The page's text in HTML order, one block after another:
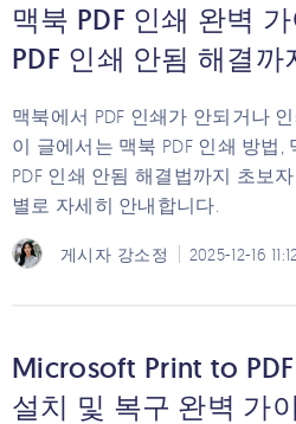
맥북 PDF 인쇄 완벽
PDF 인쇄 안됨 해결까
맥북에서 PDF 인쇄가 안되거나
이 글에서는 맥북 PDF 인쇄 방법,
PDF 인쇄 안됨 해결법까지 초보
별로 자세히 안내합니다.
게시자 강소정 2025-12-16
Microsoft Print to
설치 및 복구 완벽 가